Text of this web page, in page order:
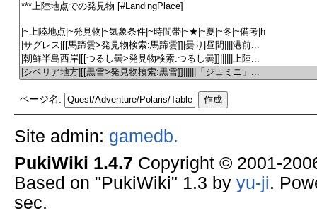
ページ名:
Site admin: gamedb.
PukiWiki 1.4.7 Copyright © 2001-
Based on "PukiWiki" 1.3 by yu-ji.
sec.